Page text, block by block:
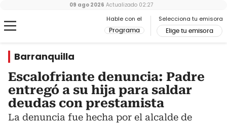
Hable con el
Programa
Selecciona tu emisora
Elige tu emisora
09 ago 2026 Actualizado 02:27
Barranquilla
Escalofriante denuncia: Padre
entregó a su hija para saldar
deudas con prestamista
La denuncia fue hecha por el alcalde de